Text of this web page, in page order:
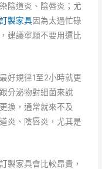
陰道炎、陰唇炎；尤
訂製家具因為太過忙碌
建議寧願不要用還比
好規律1至2小時就更
分泌物對細菌來說
換，通常就來不及
炎、陰唇炎，尤其是
製家具會比較昂貴，